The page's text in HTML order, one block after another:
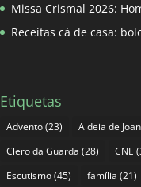
Missa Crismal 2026:
Receitas cá de casa:
Etiquetas
Advento(23) Aldeia de
Clero da Guarda (28) CNE
Escutismo(45) família (21)